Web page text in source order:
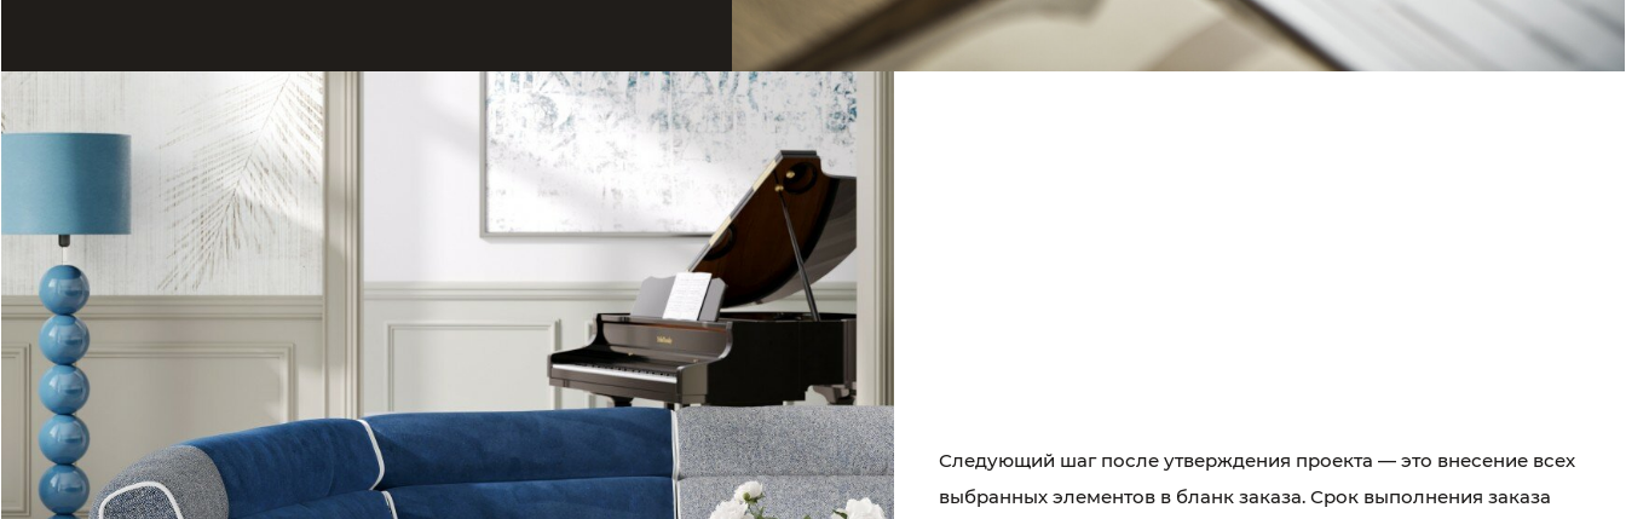
Следующий шаг после утверждения проекта — это внесение всех
выбранных элементов в бланк заказа. Срок выполнения заказа